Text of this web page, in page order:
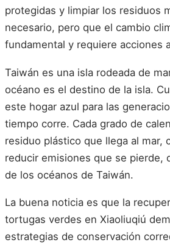
protegidas y limpiar los residuos
necesario, pero que el cambio
fundamental y requiere acciones
Taiwán es una isla rodeada de
océano es el destino de la isla.
este hogar azul para las
tiempo corre. Cada grado de
residuo plástico que llega al mar,
reducir emisiones que se pierde,
de los océanos de Taiwán.
La buena noticia es que la
tortugas verdes en Xiaoliuqiú
estrategias de conservación